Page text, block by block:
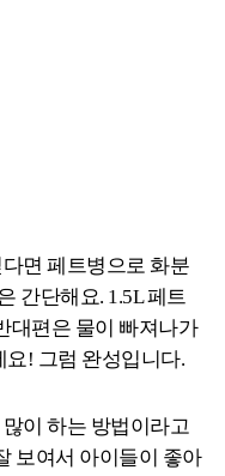
면 페트병으로 화분
간단해요. 1.5L 페트
대편은 물이 빠져나가
요! 그럼 완성입니다.
이 하는 방법이라고
보여서 아이들이 좋아